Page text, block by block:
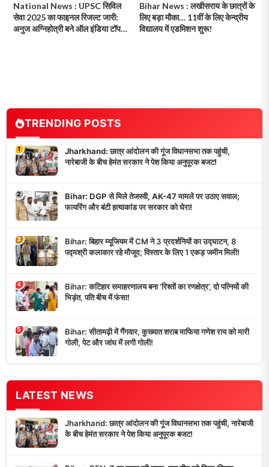
National News : UPSC सिविल
सेवा 2025 का फाइनल रिजल्ट जारी:
अनुज अग्निहोत्री बने ऑल इंडिया टॉपर,
Bihar News : लखीसराय के छात्रों के
लिए बड़ा मौका… 11वीं के लिए केन्द्रीय
विद्यालय में एडमिशन शुरू!
TRENDING POSTS
1
Jharkhand: छात्र आंदोलन की गूंज विधानसभा तक पहुंची,
नारेबाजी के बीच हेमंत सरकार ने पेश किया अनुपूरक बजट!
2
Bihar: DGP से मिले तेजस्वी, AK-47 मामले पर उठाए सवाल;
फायरिंग और बंटी हत्याकांड पर सरकार को घेरा!
3
Bihar: बिहार म्यूजियम में CM ने 3 प्रदर्शनियों का उद्घाटन, 8
पद्मश्री कलाकार रहे मौजूद; विस्तार के लिए 1 एकड़ जमीन मिली!
4
Bihar: कटिहार समाहरणालय बना ‘रिश्तों का रणक्षेत्र’, दो पत्नियों की
भिड़ंत, पति बीच में फंसा!
5
Bihar: सीतामढ़ी में गैंगवार, कुख्यात शराब माफिया गणेश राय को मारी
गोली, पेट और जांघ में लगी गोली!
LATEST NEWS
Jharkhand: छात्र आंदोलन की गूंज विधानसभा तक पहुंची, नारेबाजी
के बीच हेमंत सरकार ने पेश किया अनुपूरक बजट!